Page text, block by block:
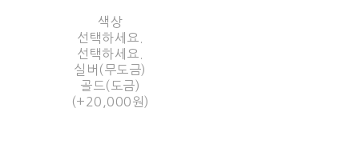
색상
선택하세요.
선택하세요.
실버(무도금)
골드(도금)
(+20,000원)